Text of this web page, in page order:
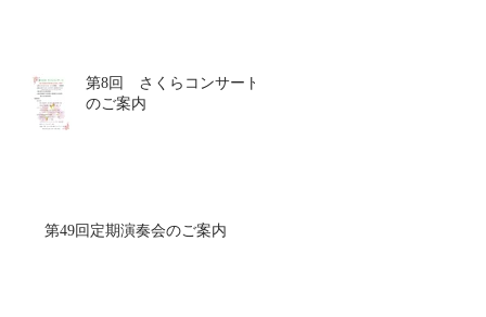
第8回 さくらコンサート
のご案内
第49回定期演奏会のご案内